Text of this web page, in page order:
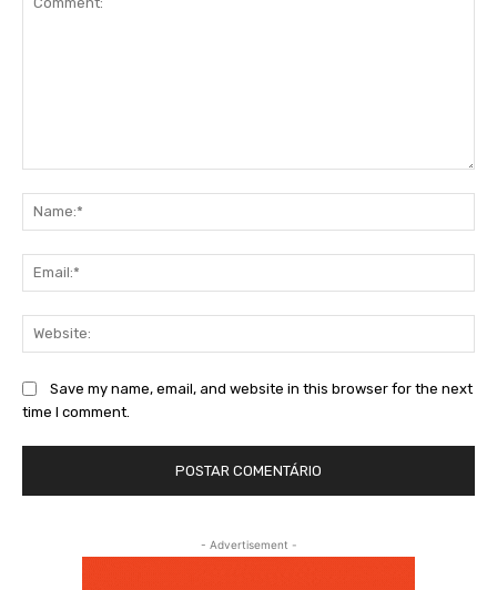
Save my name, email, and website in this browser for the next
time I comment.
- Advertisement -